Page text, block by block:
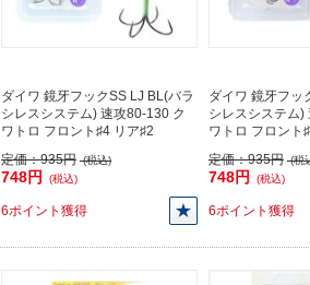
ダイワ 鏡牙フックSS LJ BL(バラ
シレスシステム) 速攻80-130 ク
ワトロ フロント♯4 リア♯2
定価：935円 (税込)
748円 (税込)
6ポイント獲得
ダイワ 鏡牙フッ
シレスシステム)
ワトロ フロント
定価：935円 (税
748円 (税込)
6ポイント獲得